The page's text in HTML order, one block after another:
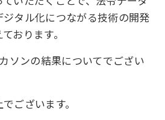
タル化につながる技術の開発
おります。
ソンの結果についてでござい
ございます。